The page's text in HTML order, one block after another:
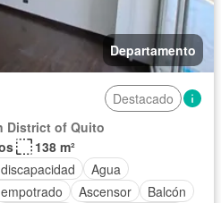
Departamento
Destacado
District of Quito
138 m²
Agua
Ascensor
Balcón